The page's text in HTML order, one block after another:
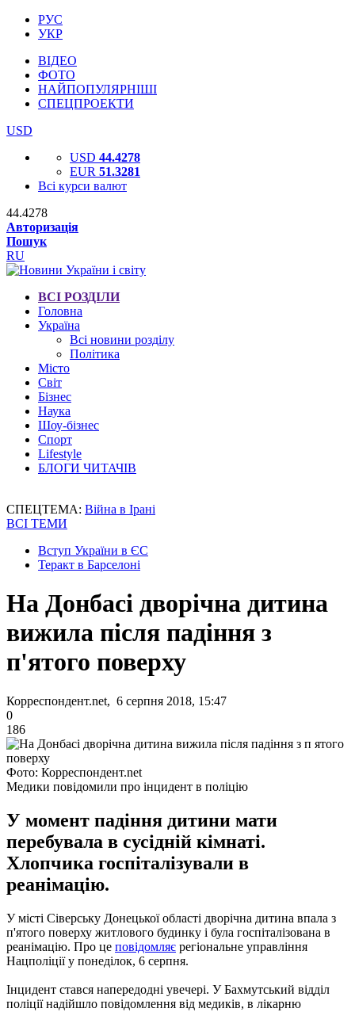
РУС
УКР
ВІДЕО
ФОТО
НАЙПОПУЛЯРНІШІ
СПЕЦПРОЕКТИ
USD
USD 44.4278
EUR 51.3281
Всі курси валют
44.4278
Авторизація
Пошук
RU
ВСІ РОЗДІЛИ
Головна
Україна
Всі новини розділу
Політика
Місто
Світ
Бізнес
Наука
Шоу-бізнес
Спорт
Lifestyle
БЛОГИ ЧИТАЧІВ
СПЕЦТЕМА: Війна в Ірані
ВСІ ТЕМИ
Вступ України в ЄС
Теракт в Барселоні
На Донбасі дворічна дитина
вижила після падіння з
п'ятого поверху
Корреспондент.net, 6 серпня 2018, 15:47
0
186
Фото: Корреспондент.net
Медики повідомили про інцидент в поліцію
У момент падіння дитини мати
перебувала в сусідній кімнаті.
Хлопчика госпіталізували в
реанімацію.
У місті Сіверську Донецької області дворічна дитина впала з
п'ятого поверху житлового будинку і була госпіталізована в
реанімацію. Про це повідомляє регіональне управління
Нацполіції у понеділок, 6 серпня.
Інцидент стався напередодні увечері. У Бахмутський відділ
поліції надійшло повідомлення від медиків, в лікарню